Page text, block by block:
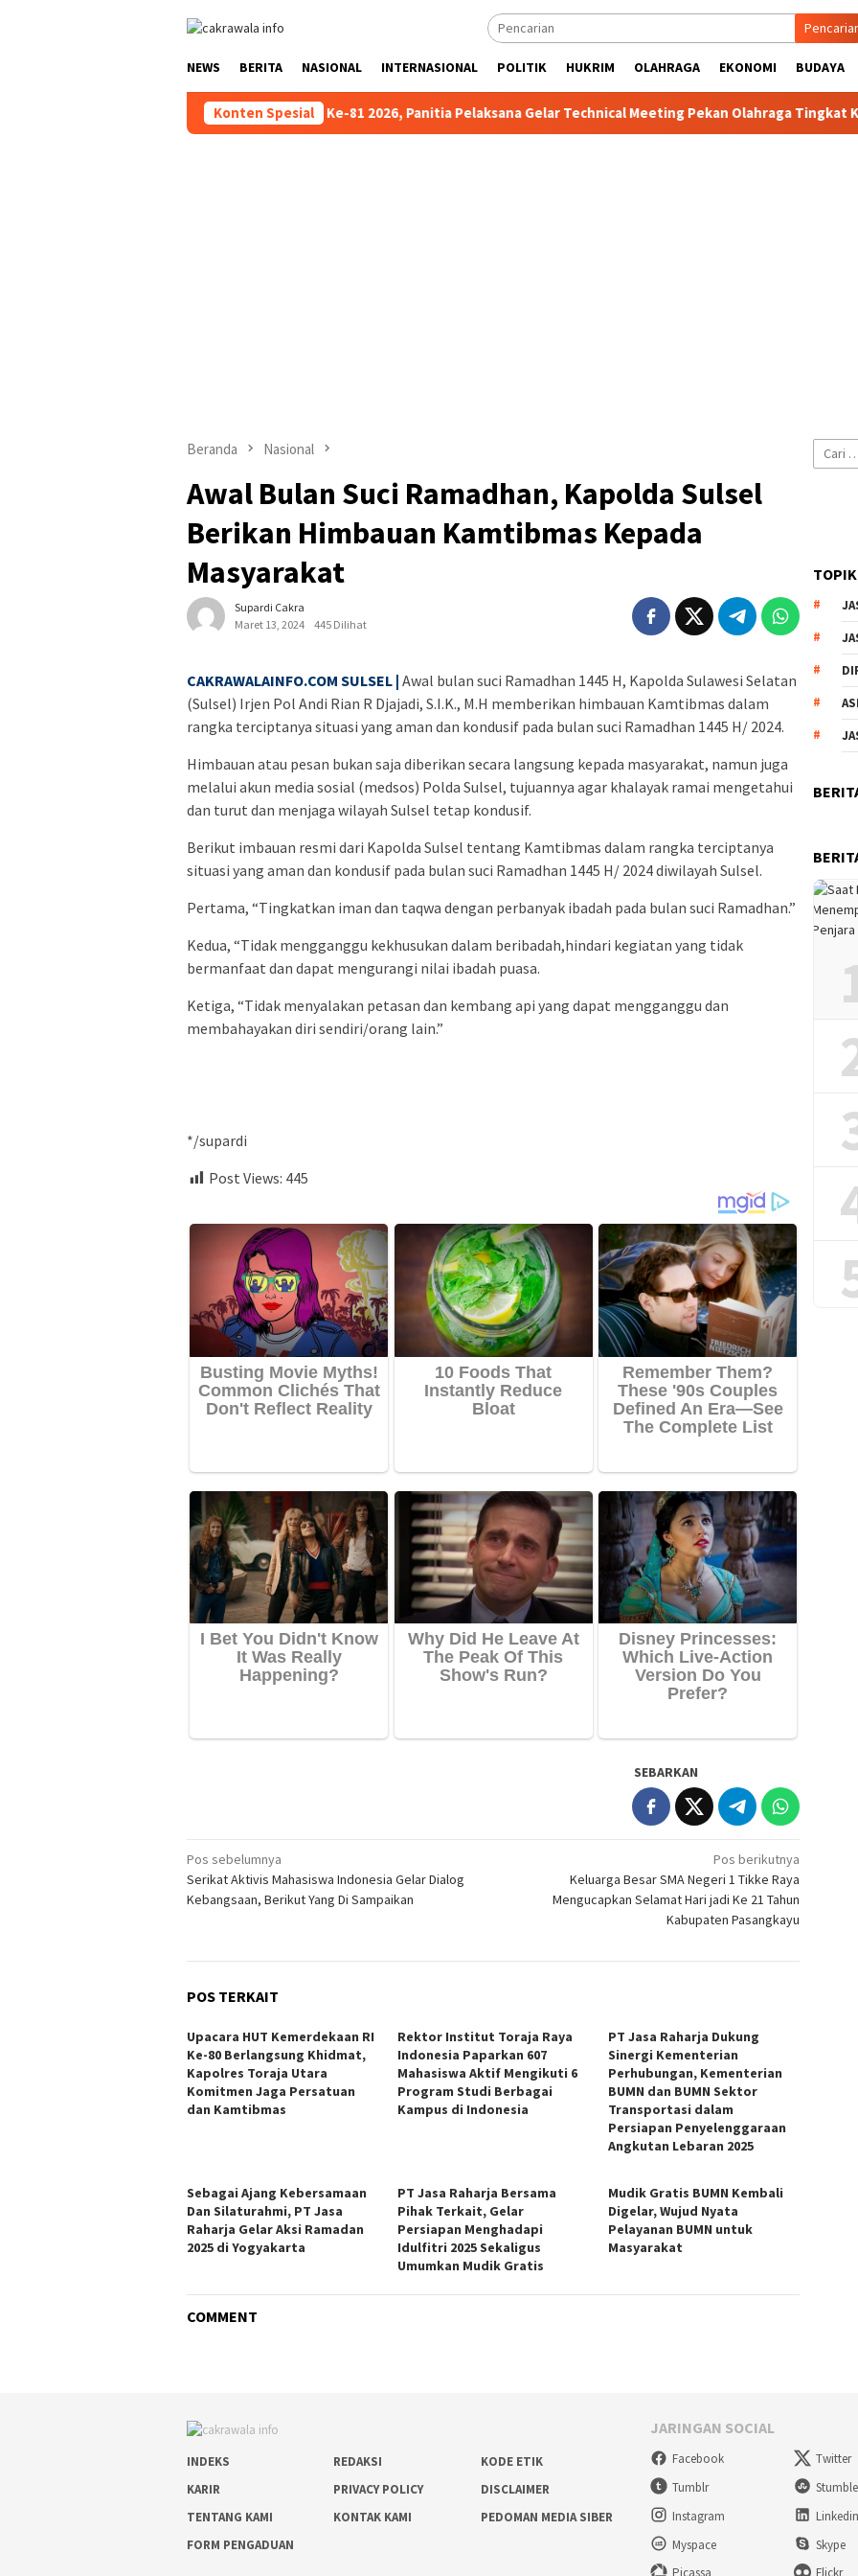
NEWS BERITA NASIONAL INTERNASIONAL POLITIK HUKRIM OLAHRAGA EKONOMI BUDAYA
Konten Spesial
Jelang HUT RI Ke-81 2026, Panitia Pelaksana Gelar Technical Meeting Pekan Olahraga Tingkat Kecamatan
Beranda Nasional
Awal Bulan Suci Ramadhan, Kapolda Sulsel
Berikan Himbauan Kamtibmas Kepada
Masyarakat
Supardi Cakra
Maret 13, 2024
445 Dilihat
CAKRAWALAINFO.COM SULSEL | Awal bulan suci Ramadhan 1445 H, Kapolda Sulawesi Selatan
(Sulsel) Irjen Pol Andi Rian R Djajadi, S.I.K., M.H memberikan himbauan Kamtibmas dalam
rangka terciptanya situasi yang aman dan kondusif pada bulan suci Ramadhan 1445 H/ 2024.
Himbauan atau pesan bukan saja diberikan secara langsung kepada masyarakat, namun juga
melalui akun media sosial (medsos) Polda Sulsel, tujuannya agar khalayak ramai mengetahui
dan turut dan menjaga wilayah Sulsel tetap kondusif.
Berikut imbauan resmi dari Kapolda Sulsel tentang Kamtibmas dalam rangka terciptanya
situasi yang aman dan kondusif pada bulan suci Ramadhan 1445 H/ 2024 diwilayah Sulsel.
Pertama, “Tingkatkan iman dan taqwa dengan perbanyak ibadah pada bulan suci Ramadhan.”
Kedua, “Tidak mengganggu kekhusukan dalam beribadah,hindari kegiatan yang tidak
bermanfaat dan dapat mengurangi nilai ibadah puasa.
Ketiga, “Tidak menyalakan petasan dan kembang api yang dapat mengganggu dan
membahayakan diri sendiri/orang lain.”
*/supardi
Post Views: 445
SEBARKAN
Navigasi
pos
Pos sebelumnya
Serikat Aktivis Mahasiswa Indonesia Gelar Dialog
Kebangsaan, Berikut Yang Di Sampaikan
Pos berikutnya
Keluarga Besar SMA Negeri 1 Tikke Raya
Mengucapkan Selamat Hari jadi Ke 21 Tahun
Kabupaten Pasangkayu
POS TERKAIT
Upacara HUT Kemerdekaan RI
Ke-80 Berlangsung Khidmat,
Kapolres Toraja Utara
Komitmen Jaga Persatuan
dan Kamtibmas
Rektor Institut Toraja Raya
Indonesia Paparkan 607
Mahasiswa Aktif Mengikuti 6
Program Studi Berbagai
Kampus di Indonesia
PT Jasa Raharja Dukung
Sinergi Kementerian
Perhubungan, Kementerian
BUMN dan BUMN Sektor
Transportasi dalam
Persiapan Penyelenggaraan
Angkutan Lebaran 2025
Sebagai Ajang Kebersamaan
Dan Silaturahmi, PT Jasa
Raharja Gelar Aksi Ramadan
2025 di Yogyakarta
PT Jasa Raharja Bersama
Pihak Terkait, Gelar
Persiapan Menghadapi
Idulfitri 2025 Sekaligus
Umumkan Mudik Gratis
Mudik Gratis BUMN Kembali
Digelar, Wujud Nyata
Pelayanan BUMN untuk
Masyarakat
COMMENT
Cari
untuk:
INDEKS REDAKSI
KODE ETIK
KARIR
PRIVACY POLICY
DISCLAIMER
TENTANG KAMI
KONTAK KAMI
PEDOMAN MEDIA SIBER
FORM PENGADUAN
JARINGAN SOCIAL
Facebook Twitter
Tumblr
Instagram
Linkedin
Myspace
Skype